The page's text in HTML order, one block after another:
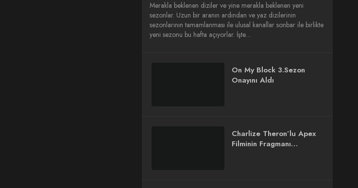
Merakla beklenen diziler ve yine merakla beklenen yeni
sezonlar. Uzun bir aranın ardından ve yaz dizilerinin
sezonlarının tamamlanması ile ulusal kanallar sonbar ile birlikte
yeni sezonu bu hafta açıyorlar. İşte…
On My Block 3.Sezon
Onayını Aldı
Charlize Theron’lu Apex
Filminin Fragmanı